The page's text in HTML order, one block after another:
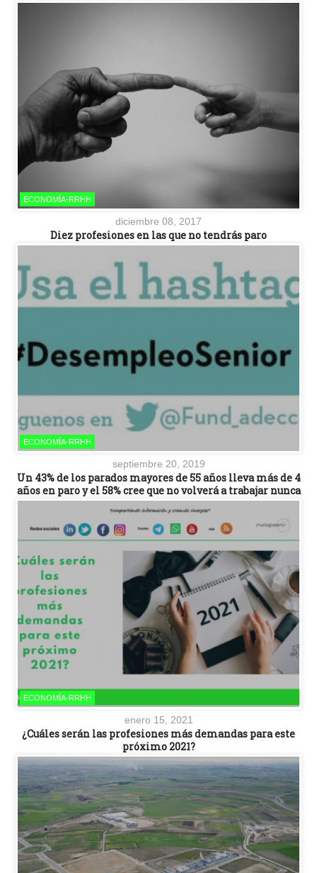
ECONOMÍA-RRHH
diciembre 08, 2017
Diez profesiones en las que no tendrás paro
ECONOMÍA-RRHH
septiembre 20, 2019
Un 43% de los parados mayores de 55 años lleva más de 4
años en paro y el 58% cree que no volverá a trabajar nunca
ECONOMÍA-RRHH
enero 15, 2021
¿Cuáles serán las profesiones más demandas para este
próximo 2021?